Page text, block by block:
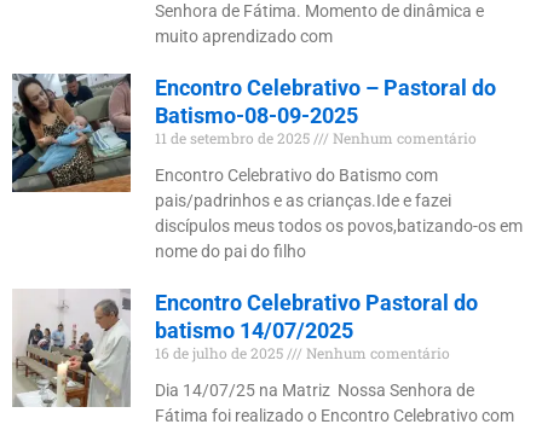
Senhora de Fátima. Momento de dinâmica e
muito aprendizado com
Encontro Celebrativo – Pastoral do
Batismo-08-09-2025
11 de setembro de 2025
Nenhum comentário
Encontro Celebrativo do Batismo com
pais/padrinhos e as crianças.Ide e fazei
discípulos meus todos os povos,batizando-os em
nome do pai do filho
Encontro Celebrativo Pastoral do
batismo 14/07/2025
16 de julho de 2025
Nenhum comentário
Dia 14/07/25 na Matriz Nossa Senhora de
Fátima foi realizado o Encontro Celebrativo com